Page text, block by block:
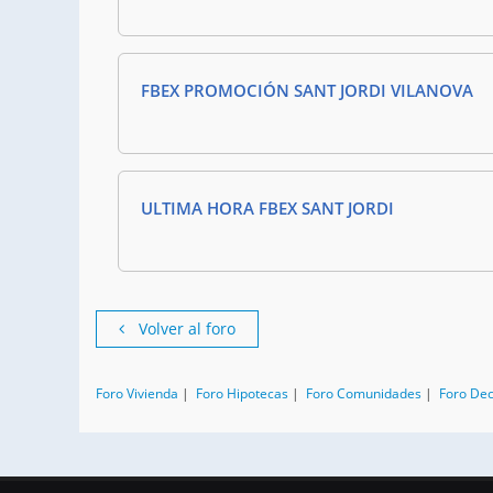
FBEX PROMOCIÓN SANT JORDI VILANOVA
ULTIMA HORA FBEX SANT JORDI
Volver al foro
Foro Vivienda | Foro Hipotecas | Foro Comunidades | Foro